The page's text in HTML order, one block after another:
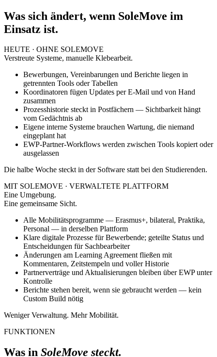
Was sich ändert, wenn SoleMove im
Einsatz ist.
HEUTE · OHNE SOLEMOVE
Verstreute Systeme, manuelle Klebearbeit.
Bewerbungen, Vereinbarungen und Berichte liegen in
getrennten Tools oder Tabellen
Koordinatoren fügen Updates per E-Mail und von Hand
zusammen
Prozesshistorie steckt in Postfächern — Sichtbarkeit hängt
vom Gedächtnis ab
Eigene interne Systeme brauchen Wartung, die niemand
eingeplant hat
EWP-Partner-Workflows werden zwischen Tools kopiert oder
ausgelassen
Die halbe Woche steckt in der Software statt bei den Studierenden.
MIT SOLEMOVE · VERWALTETE PLATTFORM
Eine Umgebung.
Eine gemeinsame Sicht.
Alle Mobilitätsprogramme — Erasmus+, bilateral, Praktika,
Personal — in derselben Plattform
Klare digitale Prozesse für Bewerbende; geteilte Status und
Entscheidungen für Sachbearbeiter
Änderungen am Learning Agreement fließen mit
Kommentaren, Zeitstempeln und voller Historie
Partnerverträge und Aktualisierungen bleiben über EWP unter
Kontrolle
Berichte stehen bereit, wenn sie gebraucht werden — kein
Custom Build nötig
Weniger Verwaltung. Mehr Mobilität.
FUNKTIONEN
Was in SoleMove steckt.